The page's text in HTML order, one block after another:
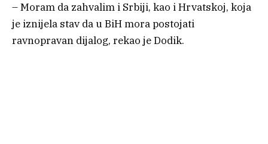
– Moram da zahvalim i Srbiji, kao i Hrvatskoj, koja
je iznijela stav da u BiH mora postojati
ravnopravan dijalog, rekao je Dodik.